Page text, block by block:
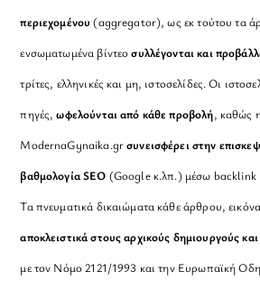
περιεχομένου (aggregator), ως εκ τούτου τα
ενσωματωμένα βίντεοσυλλέγονται και
τρίτες, ελληνικές και μη, ιστοσελίδες. Οι
πηγές,ωφελούνται από κάθε προβολή, καθώς
ModernaGynaika.grσυνεισφέρει στην
βαθμολογία SEO (Google κ.λπ.) μέσω backlink
Τα πνευματικά δικαιώματα κάθε άρθρου,
αποκλειστικά στους αρχικούς δημιουργούς
με τον Νόμο 2121/1993 και την Ευρωπαϊκή